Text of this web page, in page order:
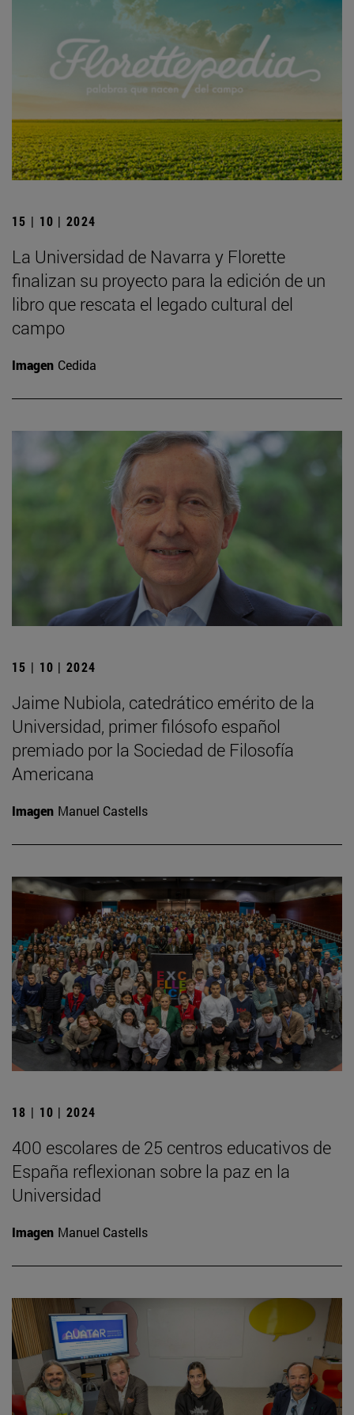
15 | 10 | 2024
La Universidad de Navarra y Florette
finalizan su proyecto para la edición de un
libro que rescata el legado cultural del
campo
Imagen Cedida
15 | 10 | 2024
Jaime Nubiola, catedrático emérito de la
Universidad, primer filósofo español
premiado por la Sociedad de Filosofía
Americana
Imagen Manuel Castells
18 | 10 | 2024
400 escolares de 25 centros educativos de
España reflexionan sobre la paz en la
Universidad
Imagen Manuel Castells